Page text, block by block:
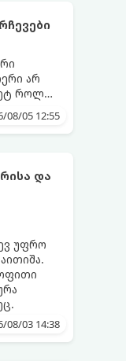
არ
როლს
08/05 12:55
და
უფრო
08/03 14:38